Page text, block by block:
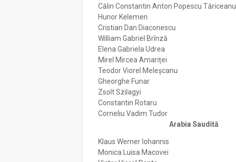
Călin Constantin Anton Popescu Tăriceanu
Hunor Kelemen
Cristian Dan Diaconescu
William Gabriel Brînză
Elena Gabriela Udrea
Mirel Mircea Amariței
Teodor Viorel Meleșcanu
Gheorghe Funar
Zsolt Szilagyi
Constantin Rotaru
Corneliu Vadim Tudor
Arabia Saudită
Klaus Werner Iohannis
Monica Luisa Macovei